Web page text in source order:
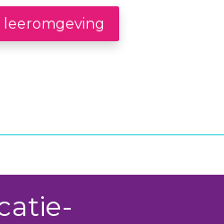
leeromgeving